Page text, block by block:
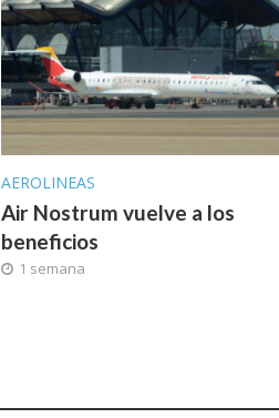
AEROLINEAS
Air Nostrum vuelve a los
beneficios
1 semana